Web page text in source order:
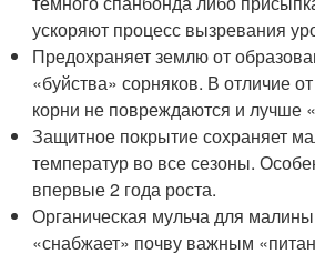
ускоряют процесс вызревания
Предохраняет землю от
«буйства» сорняков. В отличие
корни не повреждаются и лучше
Защитное покрытие сохраняет
температур во все сезоны.
впервые 2 года роста.
Органическая мульча для
«снабжает» почву важным